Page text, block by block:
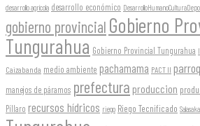
desarrollo agrícola desarrollo económico
gobierno provincial Gobierno
Tungurahua Gobierno Provincial Tungurahua
Caizabanda medio ambiente pachamama PACT II
manejos de páramos prefectura produccion
Píllaro recursos hídricos riego Riego Tecnificado Salasaka